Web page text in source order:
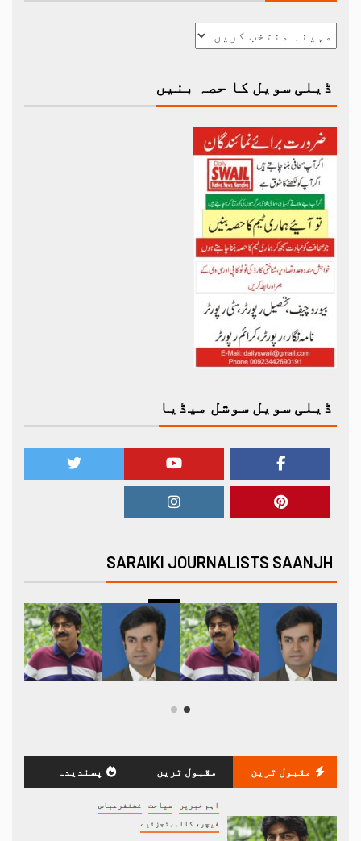
ڈیلی سویل کا حصہ بنیں
ڈیلی سویل سوشل میڈیا
SARAIKI JOURNALISTS SAANJH
مقبول ترین مقبول ترین پسندیدہ
اہم خبریں سیاحت غضنفرعباس
فیچر، کالم،تجزئیے